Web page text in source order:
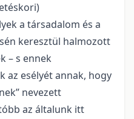
a társadalom és a
keresztül halmozott
– s ennek
az esélyét annak, hogy
nevezett
az általunk itt